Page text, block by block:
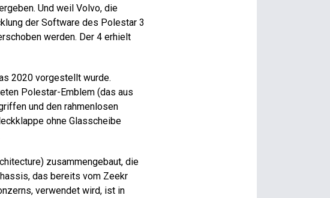
Und weil Volvo, die
der Software des Pole­star 3
werden. Der 4 erhielt
2020 vorgestellt wurde.
Polestar-Emblem (das aus
und den rahmenlosen
ohne Glasscheibe
zusammengebaut, die
das bereits vom Zeekr
verwendet wird, ist in